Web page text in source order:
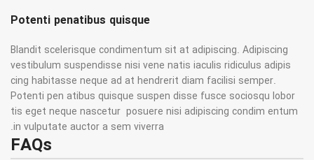
Potenti penatibus quisque
Blandit scelerisque condimentum sit at adipiscing. Adipiscing
vestibulum suspendisse nisi vene natis iaculis ridiculus adipis
cing habitasse neque ad at hendrerit diam facilisi semper.
Potenti pen atibus quisque suspen disse fusce sociosqu lobor
tis eget neque nascetur posuere nisi adipiscing condim entum
in vulputate auctor a sem viverra.
FAQs